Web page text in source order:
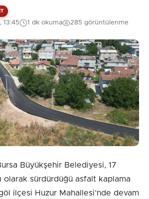
13:45 1 dk okuma 285 görüntülenme
Büyükşehir Belediyesi, 17
olarak sürdürdüğü asfalt kaplama
ilçesi Huzur Mahallesi’nde devam